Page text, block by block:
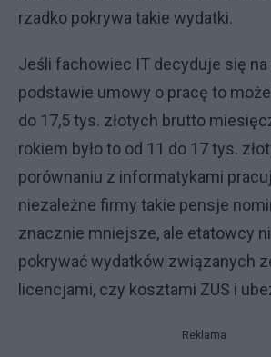
rzadko pokrywa takie wydatki.
Jeśli fachowiec IT decyduje się na
podstawie umowy o pracę to
do 17,5 tys. złotych brutto
rokiem było to od 11 do 17 tys.
porównaniu z informatykami
niezależne firmy takie pensje
znacznie mniejsze, ale etatowcy
pokrywać wydatków związanych
licencjami, czy kosztami ZUS i
Reklama